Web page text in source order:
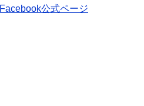
Facebook公式ページ